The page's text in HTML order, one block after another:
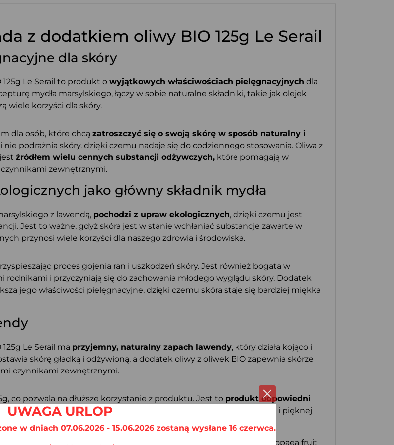
z dodatkiem oliwy BIO 125g Le Serail
dla skóry
Le Serail to produkt o wyjątkowych właściwościach pielęgnacyjnych dla
mydła marsylskiego, łączy w sobie naturalne składniki, takie jak olejek
wiele korzyści dla skóry.
dla osób, które chcą zatroszczyć się o swoją skórę w sposób naturalny i
podrażnia skóry, dzięki czemu nadaje się do codziennego stosowania. Oliwa z
źródłem wielu cennych substancji odżywczych, które pomagają w
zewnętrznymi.
jako główny składnik mydła
z lawendą, pochodzi z upraw ekologicznych, dzięki czemu jest
Jest to ważne, gdyż skóra jest w stanie wchłaniać substancje zawarte w
przynosi wiele korzyści dla naszego zdrowia i środowiska.
proces gojenia ran i uszkodzeń skóry. Jest również bogata w
i przyczyniają się do zachowania młodego wyglądu skóry. Dodatek
jego właściwości pielęgnacyjne, dzięki czemu skóra staje się bardziej miękka
Le Serail ma przyjemny, naturalny zapach lawendy, który działa kojąco i
skórę gładką i odżywioną, a dodatek oliwy z oliwek BIO zapewnia skórze
czynnikami zewnętrznymi.
co pozwala na dłuższe korzystanie z produktu. Jest to produkt odpowiedni
naturalnych kosmetyków, które pomogą w utrzymaniu zdrowej i pięknej
palm kernelate, Sodium cocoate, Lavandula hybrida oil, Olea europaea fruit
UWAGA URLOP
w dniach 07.06.2026 - 15.06.2026 zostaną wysłane 16 czerwca.